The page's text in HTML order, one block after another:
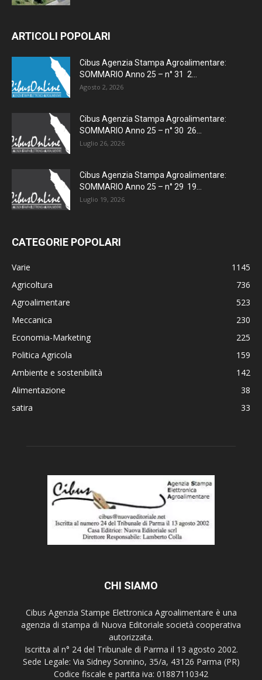
ARTICOLI POPOLARI
Cibus Agenzia Stampa Agroalimentare:
SOMMARIO Anno 25 – n° 31 2...
Agosto 2, 2026
Cibus Agenzia Stampa Agroalimentare:
SOMMARIO Anno 25 – n° 30 26...
Luglio 26, 2026
Cibus Agenzia Stampa Agroalimentare:
SOMMARIO Anno 25 – n° 29 19...
Luglio 19, 2026
CATEGORIE POPOLARI
Varie
1145
Agricoltura
736
Agroalimentare
523
Meccanica
230
Economia-Marketing
225
Politica Agricola
159
Ambiente e sostenibilità
142
Alimentazione
38
satira
33
CHI SIAMO
Cibus Agenzia Stampe Elettronica Agroalimentare è una
agenzia di stampa di Nuova Editoriale società cooperativa
autorizzata.
Iscritta al n° 24 del Tribunale di Parma il 13 agosto 2002.
Sede Legale: Via Sidney Sonnino, 35/a, 43126 Parma (PR)
Codice fiscale e partita iva: 01887110342